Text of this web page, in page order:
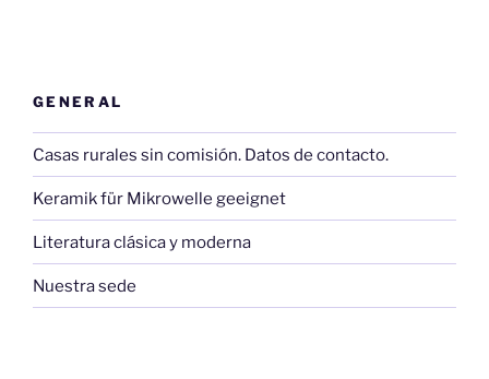
GENERAL
Casas rurales sin comisión. Datos de contacto.
Keramik für Mikrowelle geeignet
Literatura clásica y moderna
Nuestra sede